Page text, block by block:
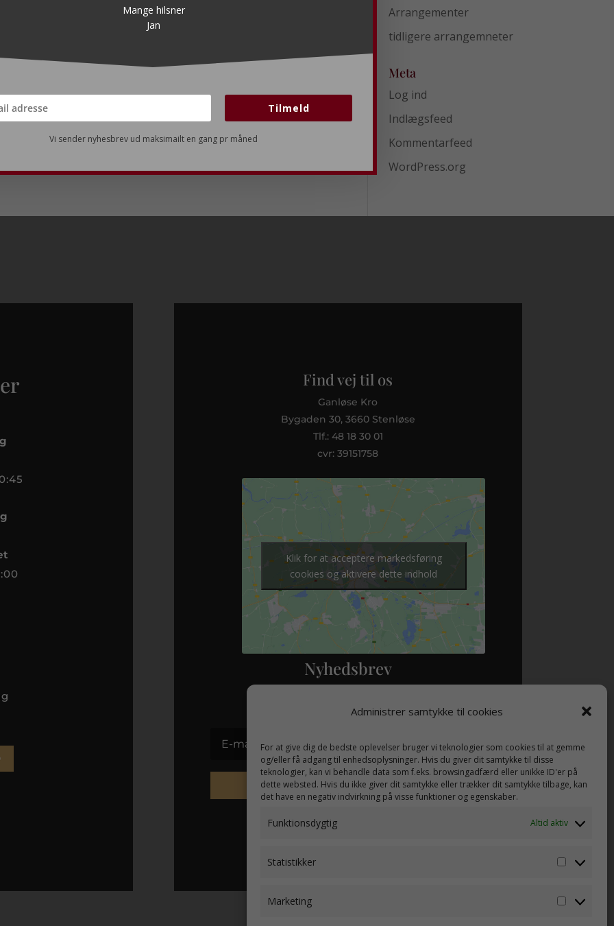
Administrer samtykke til cookies
For at give dig de bedste oplevelser bruger vi teknologier som cookies til at gemme
og/eller få adgang til enhedsoplysninger. Hvis du giver dit samtykke til disse
teknologier, kan vi behandle data som f.eks. browsingadfærd eller unikke ID'er på
dette websted. Hvis du ikke giver dit samtykke eller trækker dit samtykke tilbage, kan
det have en negativ indvirkning på visse funktioner og egenskaber.
Funktionsdygtig Altid aktiv
Statistikker
Marketing
Arrangementer
tidligere arrangemneter
Meta
Log ind
Indlægsfeed
Kommentarfeed
WordPress.org
Find vej til os
Ganløse Kro
Bygaden 30, 3660 Stenløse
Tlf.: 48 18 30 01
cvr: 39151758
Klik for at acceptere markedsføring
cookies og aktivere dette indhold
Nyhedsbrev
TILMELD
Mange hilsner
Jan
Tilmeld
Vi sender nyhesbrev ud maksimailt en gang pr måned